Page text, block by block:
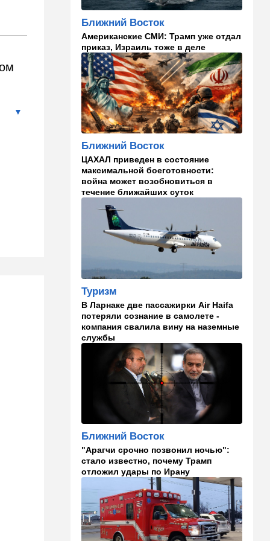
11:43 В мире
К программе "спасем
Россию" от топливного
кризиса присоединилась
еще одна страна
10:40 Израиль
В Эйлатский залив приплыл
необычный гость. ВИДЕО
10:36 Израиль
Рамат-Гане: подозрение на
поджог
10:23
Разрази меня гром:
участника СВО поразила
молния в момент, когда он
убегал от медведя
10:09 Общество
Изнасиловал - и в пески: в
подозреваемый в жестоком
изнасиловании 18-летней
10:08 Мнения
Чужакам всего всегда мало
Ближний Восток
Южный фронт: хуситы идут
в наступление
09:03 Новости Украины
ВСУ атаковали очередной
склад Wildberries
В мире
Детали инцидента в
аэропорту Лейпцига: чудо
спасло от чудовищного
взрыва
Ближний Восток
Американские СМИ: Трамп уже отдал
приказ, Израиль тоже в деле
Ближний Восток
ЦАХАЛ приведен в состояние
максимальной боеготовности:
война может возобновиться в
течение ближайших суток
Туризм
В Ларнаке две пассажирки Air Haifa
потеряли сознание в самолете -
компания свалила вину на наземные
службы
Ближний Восток
"Арагчи срочно позвонил ночью":
стало известно, почему Трамп
отложил удары по Ирану